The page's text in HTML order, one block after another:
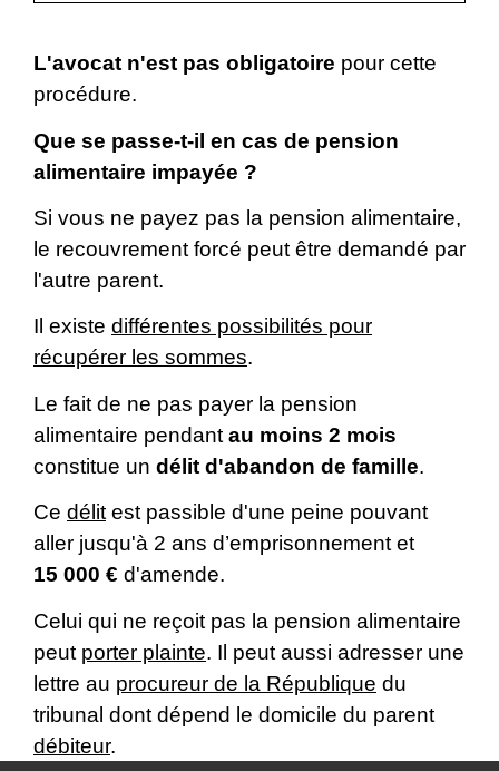
L'avocat n'est pas obligatoire pour cette
procédure.
Que se passe-t-il en cas de pension
alimentaire impayée ?
Si vous ne payez pas la pension alimentaire,
le recouvrement forcé peut être demandé par
l'autre parent.
Il existe différentes possibilités pour
récupérer les sommes.
Le fait de ne pas payer la pension
alimentaire pendant au moins 2 mois
constitue un délit d'abandon de famille.
Ce délitest passible d'une peine pouvant
aller jusqu'à 2 ans d’emprisonnement et
15 000 € d'amende.
Celui qui ne reçoit pas la pension alimentaire
peut porter plainte. Il peut aussi adresser une
lettre au procureur de la République du
tribunal dont dépend le domicile du parent
débiteur.